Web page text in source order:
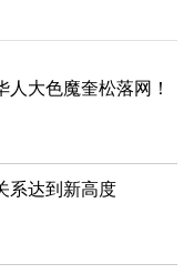
人大色魔奎松落网！
系达到新高度